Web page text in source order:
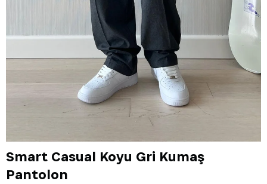
Smart Casual Koyu Gri Kumaş
Pantolon